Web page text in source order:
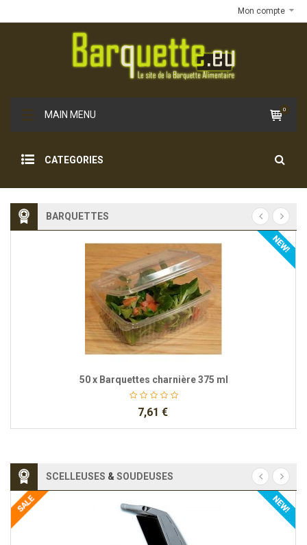
Mon compte
MAIN MENU 0
CATEGORIES
BARQUETTES
50 x Barquettes charnière 375 ml
7,61 €
SCELLEUSES & SOUDEUSES